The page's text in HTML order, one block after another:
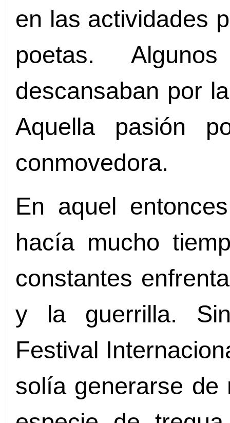
en las actividades
poetas.
descansaban por
Aquella pasión
conmovedora.
En aquel
hacía mucho
constantes
y la guerrilla.
Festival
solía generarse de